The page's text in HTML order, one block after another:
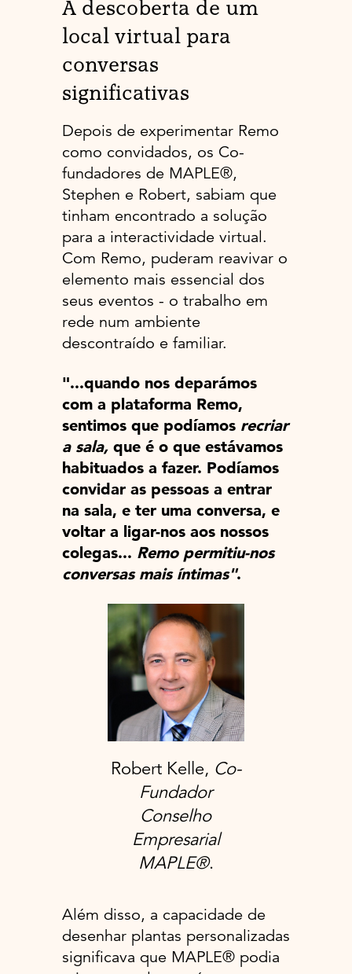
À descoberta de um
local virtual para
conversas
significativas
Depois de experimentar Remo
como convidados, os Co-
fundadores de MAPLE®,
Stephen e Robert, sabiam que
tinham encontrado a solução
para a interactividade virtual.
Com Remo, puderam reavivar o
elemento mais essencial dos
seus eventos - o trabalho em
rede num ambiente
descontraído e familiar.
"...quando nos deparámos
com a plataforma Remo,
sentimos que podíamos recriar
a sala,que é o que estávamos
habituados a fazer. Podíamos
convidar as pessoas a entrar
na sala, e ter uma conversa, e
voltar a ligar-nos aos nossos
colegas... Remo permitiu-nos
conversas mais íntimas".
Robert Kelle, Co-
Fundador
Conselho
Empresarial
MAPLE®.
Além disso, a capacidade de
desenhar plantas personalizadas
significava que MAPLE® podia